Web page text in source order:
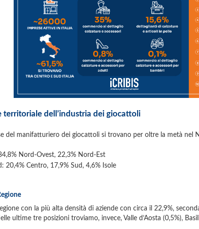
territoriale dell’industria dei giocattoli
del manifatturiero dei giocattoli si trovano per oltre la metà nel
Nord-Ovest, 22,3% Nord-Est
20,4% Centro, 17,9% Sud, 4,6% Isole
con la più alta densità di aziende con circa il 22,9%,
ultime tre posizioni troviamo, invece, Valle d’Aosta (0,5%),